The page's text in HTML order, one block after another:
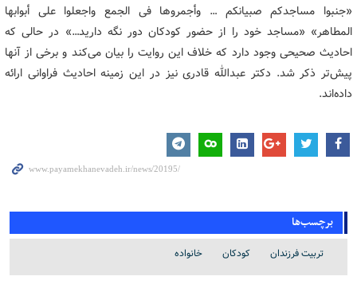
«جنبوا مساجدکم صبیانکم … وأجمروها فی الجمع واجعلوا علی أبوابها
المطاهر» «مساجد خود را از حضور کودکان دور نگه دارید…» در حالی که
احادیث صحیحی وجود دارد که خلاف این روایت را بیان می‌کند و برخی از آنها
پیش‌تر ذکر شد. دکتر عبدالله قادری نیز در این زمینه احادیث فراوانی ارائه
داده‌اند.
برچسب‌ها
تربیت فرزندان کودکان خانواده